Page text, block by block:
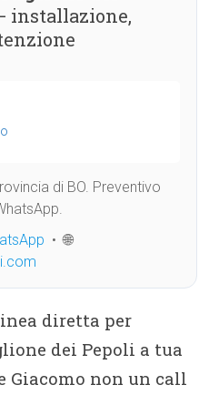
installazione,
di BO. Preventivo
• 🌐
diretta per
dei Pepoli a tua
Giacomo non un call